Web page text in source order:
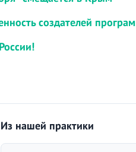
создателей
Из нашей практики